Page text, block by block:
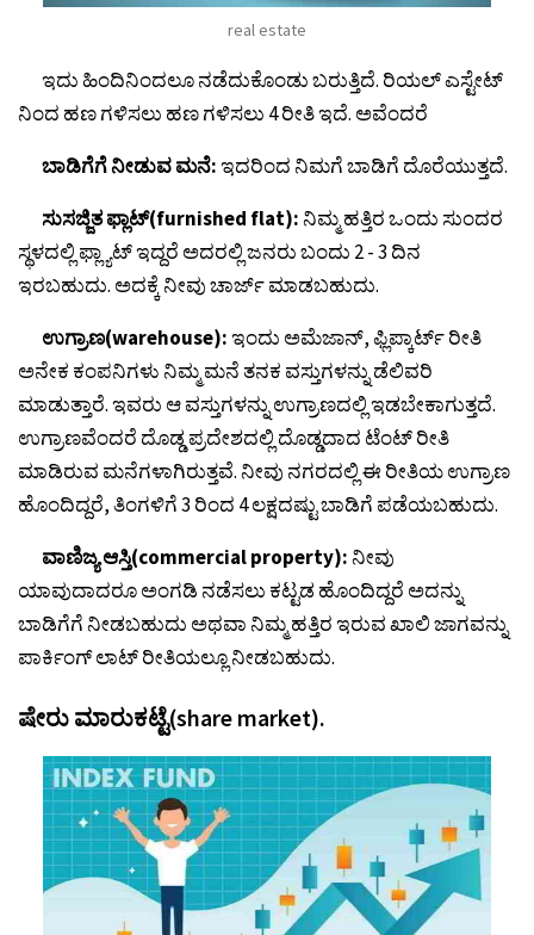
real estate
ಇದು ಹಿಂದಿನಿಂದಲೂ ನಡೆದುಕೊಂಡು ಬರುತ್ತಿದೆ. ರಿಯಲ್ ಎಸ್ಟೇಟ್
ನಿಂದ ಹಣ ಗಳಿಸಲು ಹಣ ಗಳಿಸಲು 4 ರೀತಿ ಇದೆ. ಅವೆಂದರೆ
ಬಾಡಿಗೆಗೆ ನೀಡುವ ಮನೆ:ಇದರಿಂದ ನಿಮಗೆ ಬಾಡಿಗೆ ದೊರೆಯುತ್ತದೆ.
ಸುಸಜ್ಜಿತ ಫ್ಲಾಟ್(furnished flat):ನಿಮ್ಮ ಹತ್ತಿರ ಒಂದು ಸುಂದರ
ಸ್ಥಳದಲ್ಲಿ ಫ್ಲ್ಯಾಟ್ ಇದ್ದರೆ ಅದರಲ್ಲಿ ಜನರು ಬಂದು 2 - 3 ದಿನ
ಇರಬಹುದು. ಅದಕ್ಕೆ ನೀವು ಚಾರ್ಜ್ ಮಾಡಬಹುದು.
ಉಗ್ರಾಣ(warehouse):ಇಂದು ಅಮೆಜಾನ್, ಫ್ಲಿಪ್ಕಾರ್ಟ್ ರೀತಿ
ಅನೇಕ ಕಂಪನಿಗಳು ನಿಮ್ಮ ಮನೆ ತನಕ ವಸ್ತುಗಳನ್ನು ಡೆಲಿವರಿ
ಮಾಡುತ್ತಾರೆ. ಇವರು ಆ ವಸ್ತುಗಳನ್ನು ಉಗ್ರಾಣದಲ್ಲಿ ಇಡಬೇಕಾಗುತ್ತದೆ.
ಉಗ್ರಾಣವೆಂದರೆ ದೊಡ್ಡ ಪ್ರದೇಶದಲ್ಲಿ ದೊಡ್ಡದಾದ ಟೆಂಟ್ ರೀತಿ
ಮಾಡಿರುವ ಮನೆಗಳಾಗಿರುತ್ತವೆ. ನೀವು ನಗರದಲ್ಲಿ ಈ ರೀತಿಯ ಉಗ್ರಾಣ
ಹೊಂದಿದ್ದರೆ, ತಿಂಗಳಿಗೆ 3 ರಿಂದ 4 ಲಕ್ಷದಷ್ಟು ಬಾಡಿಗೆ ಪಡೆಯಬಹುದು.
ವಾಣಿಜ್ಯ ಆಸ್ತಿ(commercial property):ನೀವು
ಯಾವುದಾದರೂ ಅಂಗಡಿ ನಡೆಸಲು ಕಟ್ಟಡ ಹೊಂದಿದ್ದರೆ ಅದನ್ನು
ಬಾಡಿಗೆಗೆ ನೀಡಬಹುದು ಅಥವಾ ನಿಮ್ಮ ಹತ್ತಿರ ಇರುವ ಖಾಲಿ ಜಾಗವನ್ನು
ಪಾರ್ಕಿಂಗ್ ಲಾಟ್ ರೀತಿಯಲ್ಲೂ ನೀಡಬಹುದು.
ಷೇರು ಮಾರುಕಟ್ಟೆ(share market).